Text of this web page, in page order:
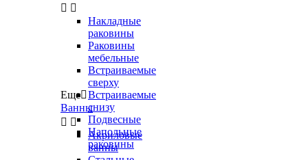
 
Накладные
раковины
Раковины
мебельные
Встраиваемые
сверху
Встраиваемые
снизу
Подвесные
Напольные
раковины
Еще
Ванны
 
Акриловые
ванны